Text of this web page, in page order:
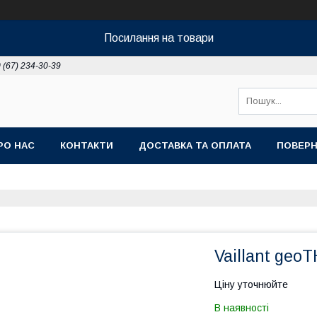
Посилання на товари
(67) 234-30-39
НАС КОНТАКТИ ДОСТАВКА ТА ОПЛАТА
Vaillant
Ціну уточнюйте
В наявності